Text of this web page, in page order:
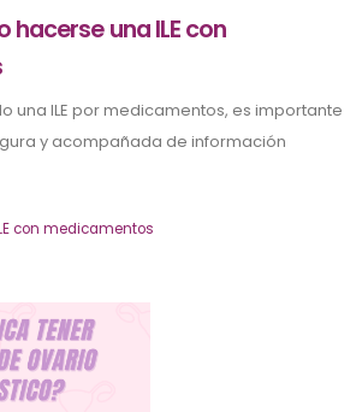
hacerse una ILE con
una ILE por medicamentos, es importante
y acompañada de información
con medicamentos